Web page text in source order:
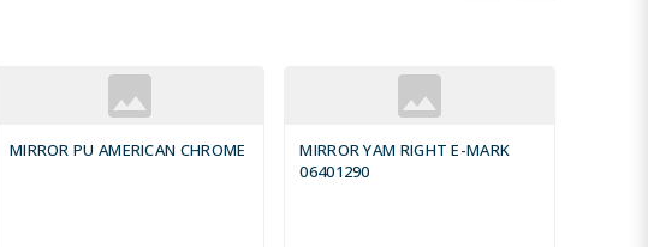
MIRROR PU AMERICAN CHROME
MIRROR YAM RIGHT E-MARK
06401290